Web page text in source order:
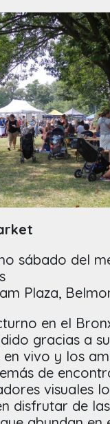
sábado del
Plaza,
en el
gracias a
vivo y los
de
visuales
disfrutar de